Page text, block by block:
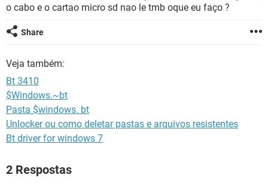
GUIA DE COMPRAS
CELULAR FACEBOOK
OUTLOOK
GUIA DE COMPRAS
o cabo e o cartao micro sd nao le tmb oque eu faço ?
Share
Veja também:
Bt 3410
$Windows.~bt
Pasta $windows. bt
Unlocker ou como deletar pastas e arquivos resistentes
Bt driver for windows 7
2 Respostas